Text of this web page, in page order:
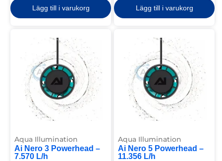
Lägg till i varukorg Lägg till i varukorg
Ai Nero 3 Powerhead –
7.570 L/h
Aqua Illumination
Ai Nero 5 Powerhead –
11.356 L/h
Aqua Illumination